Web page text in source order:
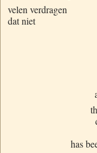
velen verdragen
dat niet
has